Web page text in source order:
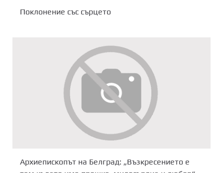
Поклонение със сърцето
Архиепископът на Белград: „Възкресението е